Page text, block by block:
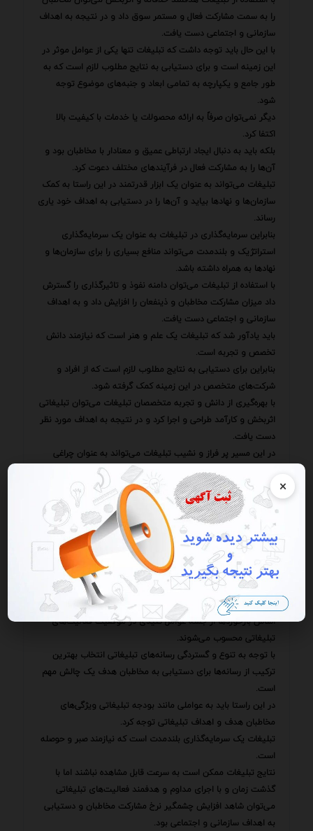
×
را به سمت مشارکت فعال و مستمر سوق داد و در نتیجه به اهداف
سازمانی و اجتماعی دست یافت.
با این حال باید توجه داشت که تبلیغات تنها یکی از عوامل موثر در
این زمینه است و برای دستیابی به نتایج مطلوب لازم است که به
طور جامع و یکپارچه به تمامی ابعاد و جنبه‌های موضوع توجه
شود.
دیگر نمی‌توان صرفاً به ارائه محصولات یا خدمات با کیفیت بالا
اکتفا کرد.
بلکه باید به دنبال ایجاد ارتباطی عمیق و معنادار با مخاطبان بود و
آن‌ها را به مشارکت فعال در فرآیندهای مختلف دعوت کرد.
تبلیغات می‌تواند به عنوان یک ابزار قدرتمند در این راستا به کمک
سازمان‌ها و نهادها بیاید و آن‌ها را در دستیابی به اهداف خود یاری
رساند.
بنابراین سرمایه‌گذاری در تبلیغات به عنوان یک سرمایه‌گذاری
استراتژیک و بلندمدت می‌تواند منافع بسیاری را برای سازمان‌ها و
نهادها به همراه داشته باشد.
با استفاده از تبلیغات می‌توان دامنه نفوذ و تاثیرگذاری را گسترش
داد میزان مشارکت مخاطبان و ذینفعان را افزایش داد و به اهداف
سازمانی و اجتماعی دست یافت.
باید یادآور شد که تبلیغات یک علم و هنر است که نیازمند دانش
تخصص و تجربه است.
بنابراین برای دستیابی به نتایج مطلوب لازم است که از افراد و
شرکت‌های متخصص در این زمینه کمک گرفته شود.
با بهره‌گیری از دانش و تجربه متخصصان تبلیغات می‌توان تبلیغاتی
اثربخش و کارآمد طراحی و اجرا کرد و در نتیجه به اهداف مورد نظر
دست یافت.
در این مسیر پر فراز و نشیب تبلیغات می‌تواند به عنوان چراغی
راهنما مسیر درست را به ما نشان دهد و ما را در رسیدن به قله‌های
موفقیت یاری رساند.
پس بیایید با استفاده از این ابزار قدرتمند گامی بلند در جهت
افزایش نرخ مشارکت مخاطبان و دستیابی به اهداف سازمانی و
اجتماعی برداریم.
در این راه شناخت دقیق از مخاطب و نیازهایش تحلیل رقبا و
جایگاه‌یابی مناسب در بازار انتخاب رسانه‌های مناسب و طراحی
پیام‌های جذاب و متقاعدکننده از اهمیت بسزایی برخوردارند.
همچنین ارزیابی مستمر نتایج تبلیغات و اصلاح استراتژی‌ها بر
اساس بازخوردها از جمله عوامل کلیدی در موفقیت فعالیت‌های
تبلیغاتی محسوب می‌شوند.
با توجه به تنوع و گستردگی رسانه‌های تبلیغاتی انتخاب بهترین
ترکیب از رسانه‌ها برای دستیابی به مخاطبان هدف یک چالش مهم
است.
در این راستا باید به عواملی مانند بودجه تبلیغاتی ویژگی‌های
مخاطبان هدف و اهداف تبلیغاتی توجه کرد.
تبلیغات یک سرمایه‌گذاری بلندمدت است که نیازمند صبر و حوصله
است.
نتایج تبلیغات ممکن است به سرعت قابل مشاهده نباشند اما با
گذشت زمان و با اجرای مداوم و هدفمند فعالیت‌های تبلیغاتی
می‌توان شاهد افزایش چشمگیر نرخ مشارکت مخاطبان و دستیابی
به اهداف سازمانی و اجتماعی بود.